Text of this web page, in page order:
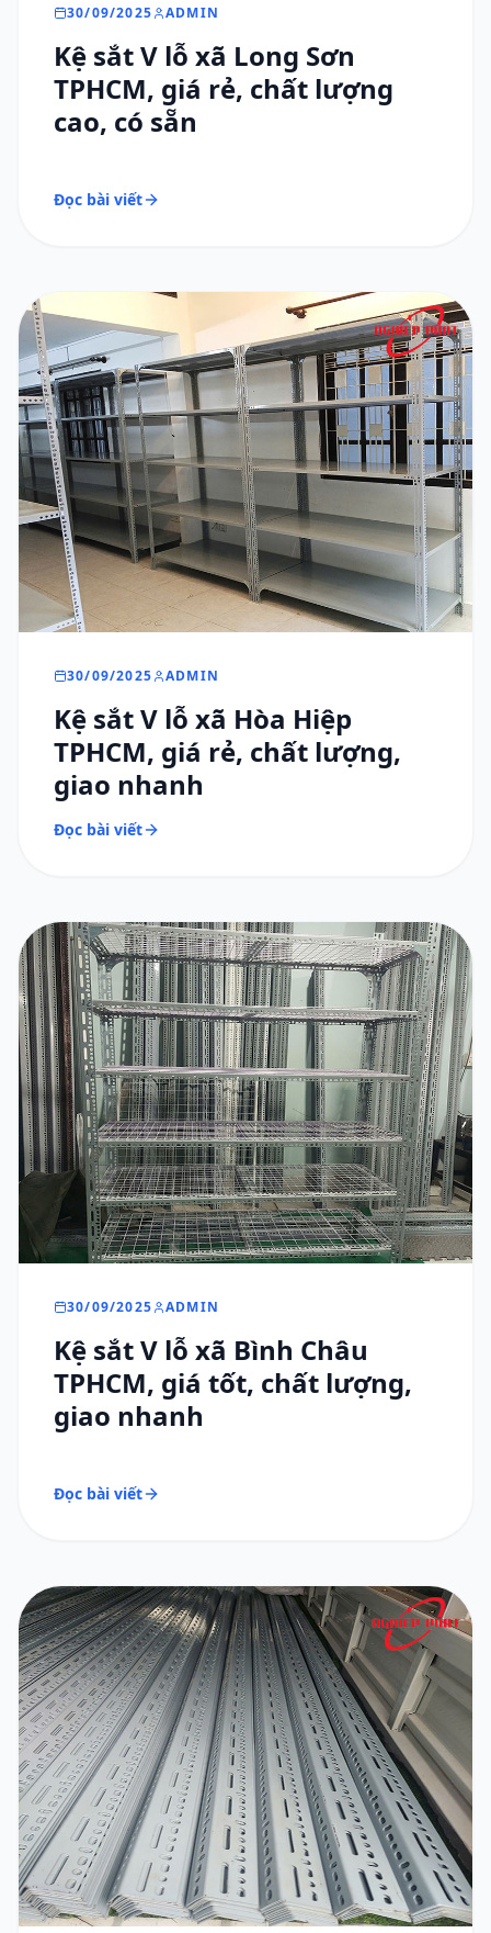
30/09/2025 ADMIN
Kệ sắt V lỗ xã Long Sơn
TPHCM, giá rẻ, chất lượng
cao, có sẵn
Đọc bài viết
30/09/2025 ADMIN
Kệ sắt V lỗ xã Hòa Hiệp
TPHCM, giá rẻ, chất lượng,
giao nhanh
Đọc bài viết
30/09/2025 ADMIN
Kệ sắt V lỗ xã Bình Châu
TPHCM, giá tốt, chất lượng,
giao nhanh
Đọc bài viết